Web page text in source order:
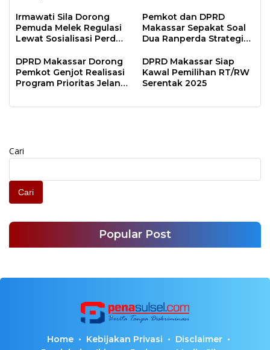
Digital
Irmawati Sila Dorong
Pemuda Melek Regulasi
Lewat Sosialisasi Perda
Pemkot dan DPRD
Makassar Sepakat Soal
Dua Ranperda Strategis
Depan
DPRD Makassar Dorong
Pemkot Genjot Realisasi
Program Prioritas Jelang
DPRD Makassar Siap
Kawal Pemilihan RT/RW
Serentak 2025
Cari
Cari
Popular Post
Home Kebijakan Privasi
Disclaimer